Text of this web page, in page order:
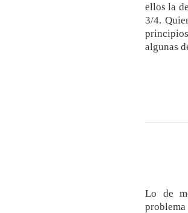
ellos la
3/4.
algunas
Lo de